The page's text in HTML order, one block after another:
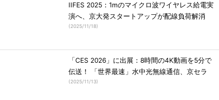
IIFES 2025：1mのマイクロ波ワイヤレス給電実
演へ、京大発スタートアップが配線負荷解消
(2025/11/18)
「CES 2026」に出展：8時間の4K動画を5分で
伝送！ 「世界最速」水中光無線通信、京セラ
(2025/11/13)